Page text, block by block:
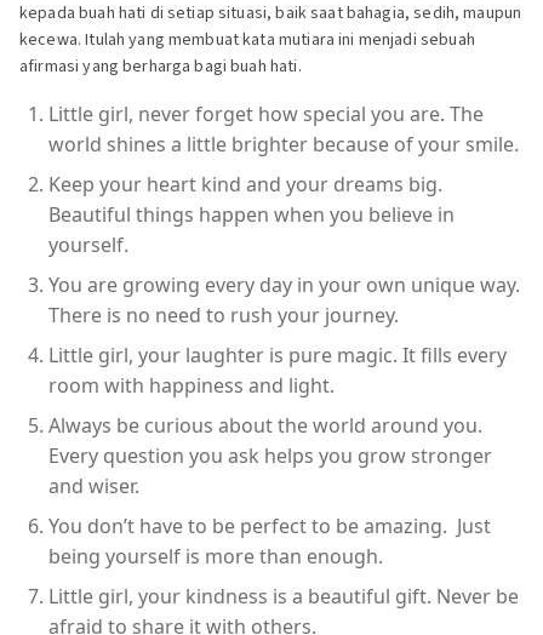
kepada buah hati di setiap situasi, baik saat bahagia, sedih, maupun
kecewa. Itulah yang membuat kata mutiara ini menjadi sebuah
afirmasi yang berharga bagi buah hati.
Little girl, never forget how special you are. The
world shines a little brighter because of your smile.
Keep your heart kind and your dreams big.
Beautiful things happen when you believe in
yourself.
You are growing every day in your own unique way.
There is no need to rush your journey.
Little girl, your laughter is pure magic. It fills every
room with happiness and light.
Always be curious about the world around you.
Every question you ask helps you grow stronger
and wiser.
You don’t have to be perfect to be amazing. Just
being yourself is more than enough.
Little girl, your kindness is a beautiful gift. Never be
afraid to share it with others.